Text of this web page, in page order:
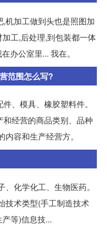
机加工做到头也是照图加
工,后处理,到包装都一体
办公室里... 我在。
范围怎么写?
、模具、橡胶塑料件。
经营的商品类别、品种
容和生产经营方。
化学化工、生物医药。
技术类型(手工制造技术
等)信息技...